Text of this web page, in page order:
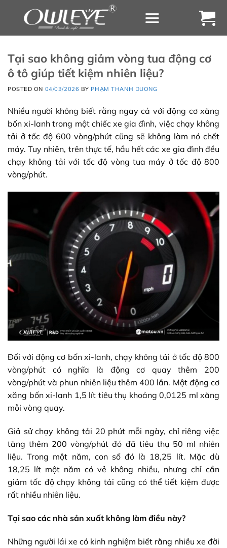
Tại sao không giảm vòng tua động cơ
ô tô giúp tiết kiệm nhiên liệu?
POSTED ON 04/03/2026 BY PHẠM THANH DUONG
Nhiều người không biết rằng ngay cả với động cơ xăng
bốn xi-lanh trong một chiếc xe gia đình, việc chạy không
tải ở tốc độ 600 vòng/phút cũng sẽ không làm nó chết
máy. Tuy nhiên, trên thực tế, hầu hết các xe gia đình đều
chạy không tải với tốc độ vòng tua máy ở tốc độ 800
vòng/phút.
Đối với động cơ bốn xi-lanh, chạy không tải ở tốc độ 800
vòng/phút có nghĩa là động cơ quay thêm 200
vòng/phút và phun nhiên liệu thêm 400 lần. Một động cơ
xăng bốn xi-lanh 1,5 lít tiêu thụ khoảng 0,0125 ml xăng
mỗi vòng quay.
Giả sử chạy không tải 20 phút mỗi ngày, chỉ riêng việc
tăng thêm 200 vòng/phút đó đã tiêu thụ 50 ml nhiên
liệu. Trong một năm, con số đó là 18,25 lít. Mặc dù
18,25 lít một năm có vẻ không nhiều, nhưng chỉ cần
giảm tốc độ chạy không tải cũng có thể tiết kiệm được
rất nhiều nhiên liệu.
Tại sao các nhà sản xuất không làm điều này?
Những người lái xe có kinh nghiệm biết rằng nhiều xe đời